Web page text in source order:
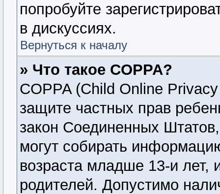
попробуйте
в дискуссиях.
Вернуться к началу
» Что такое COPPA?
COPPA (Child Online
защите частных прав
закон Соединенных
могут собирать
возраста младше 13-и лет,
родителей. Допустимо